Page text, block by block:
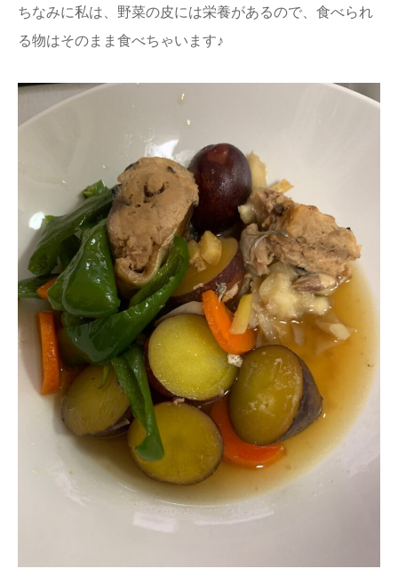
ちなみに私は、野菜の皮には栄養があるので、食べられ
る物はそのまま食べちゃいます♪